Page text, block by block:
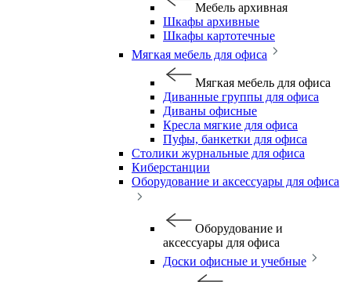
Мебель архивная
Шкафы архивные
Шкафы картотечные
Мягкая мебель для офиса
Мягкая мебель для офиса
Диванные группы для офиса
Диваны офисные
Кресла мягкие для офиса
Пуфы, банкетки для офиса
Столики журнальные для офиса
Киберстанции
Оборудование и аксессуары для офиса
Оборудование и
аксессуары для офиса
Доски офисные и учебные